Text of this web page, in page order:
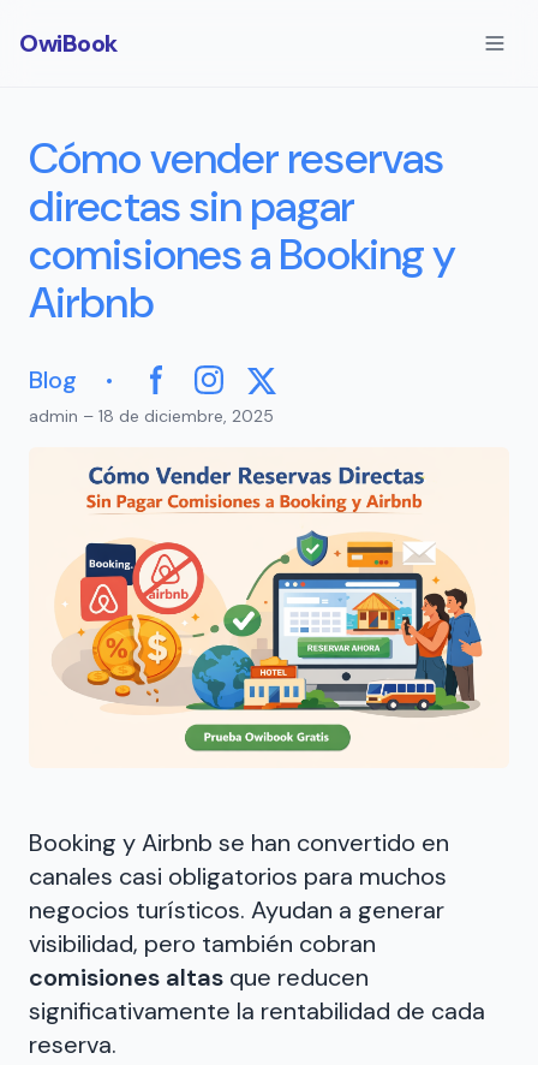
OwiBook
Cómo vender reservas
directas sin pagar
comisiones a Booking y
Airbnb
Blog · FacebookInstagram
X
admin – 18 de diciembre, 2025
Booking y Airbnb se han convertido en
canales casi obligatorios para muchos
negocios turísticos. Ayudan a generar
visibilidad, pero también cobran
comisiones altas que reducen
significativamente la rentabilidad de cada
reserva.